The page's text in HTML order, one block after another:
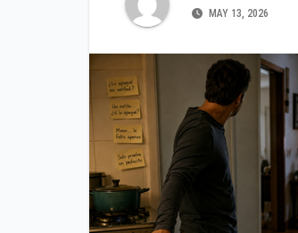
MAY 13, 2026